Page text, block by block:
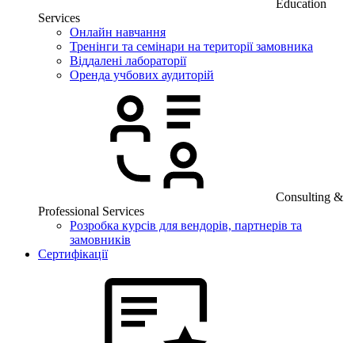
Education
Services
Онлайн навчання
Тренінги та семінари на території замовника
Віддалені лабораторії
Оренда учбових аудиторій
Consulting &
Professional Services
Розробка курсів для вендорів, партнерів та
замовників
Сертифікації